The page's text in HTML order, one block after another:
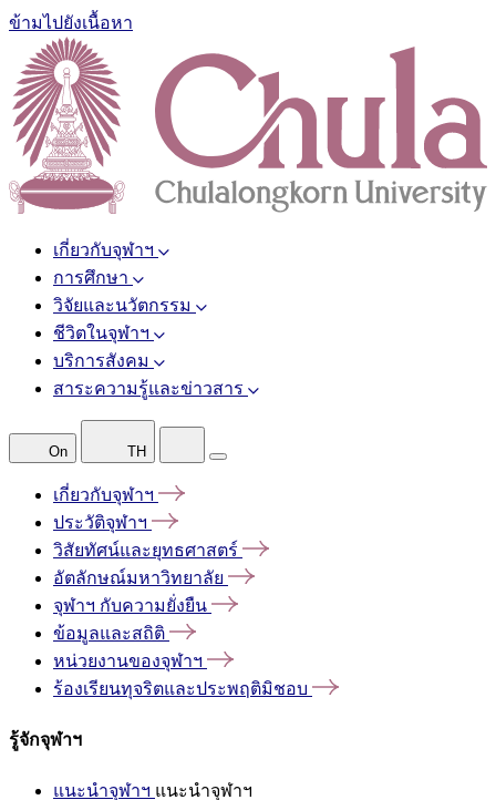
ข้ามไปยังเนื้อหา
เกี่ยวกับจุฬาฯ
การศึกษา
วิจัยและนวัตกรรม
ชีวิตในจุฬาฯ
บริการสังคม
สาระความรู้และข่าวสาร
On TH
เกี่ยวกับจุฬาฯ
ประวัติจุฬาฯ
วิสัยทัศน์และยุทธศาสตร์
อัตลักษณ์มหาวิทยาลัย
จุฬาฯ กับความยั่งยืน
ข้อมูลและสถิติ
หน่วยงานของจุฬาฯ
ร้องเรียนทุจริตและประพฤติมิชอบ
รู้จักจุฬาฯ
แนะนำจุฬาฯ แนะนำจุฬาฯ